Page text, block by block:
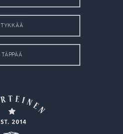
TYKKÄÄ
TÄPPÄÄ